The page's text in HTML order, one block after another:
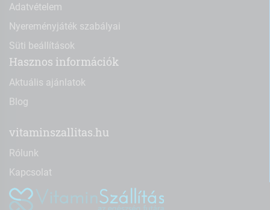
Adatvételem
Nyereményjáték szabályai
Süti beállítások
Hasznos információk
Aktuális ajánlatok
Blog
vitaminszallitas.hu
Rólunk
Kapcsolat